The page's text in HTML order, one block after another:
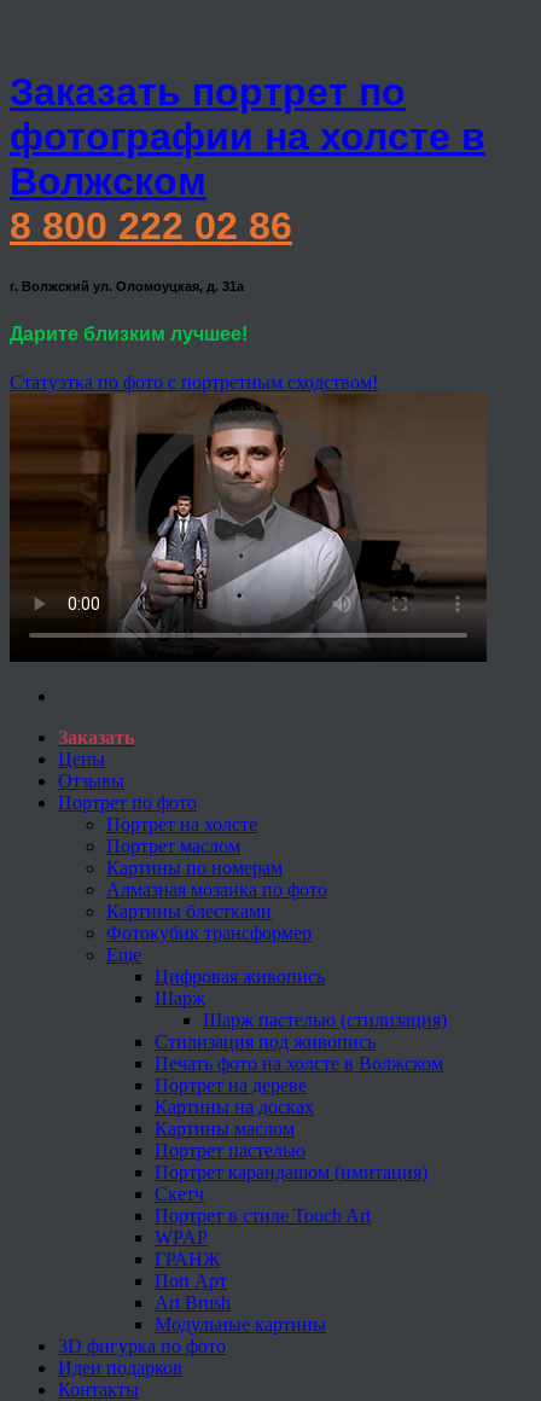
Заказать портрет по
фотографии на холсте в
Волжском
8 800 222 02 86
г. Волжский ул. Оломоуцкая, д. 31а
Дарите близким лучшее!
Статуэтка по фото с портретным сходством!
Заказать
Цены
Отзывы
Портрет по фото
Портрет на холсте
Портрет маслом
Картины по номерам
Алмазная мозаика по фото
Картины блестками
Фотокубик трансформер
Еще
Цифровая живопись
Шарж
Шарж пастелью (стилизация)
Стилизация под живопись
Печать фото на холсте в Волжском
Портрет на дереве
Картины на досках
Картины маслом
Портрет пастелью
Портрет карандашом (имитация)
Скетч
Портрет в стиле Touch Art
WPAP
ГРАНЖ
Поп Арт
Art Brush
Модульные картины
3D фигурка по фото
Идеи подарков
Контакты